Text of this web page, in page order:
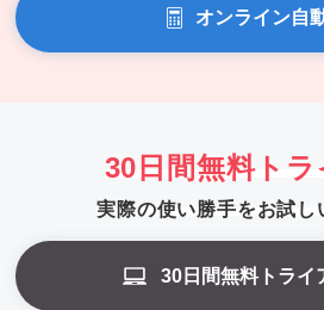
オンライン自
30日間無料ト
実際の使い勝手をお試し
30日間無料トライ